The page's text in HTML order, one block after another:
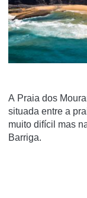
A Praia dos
situada entre a
muito difícil mas
Barriga.